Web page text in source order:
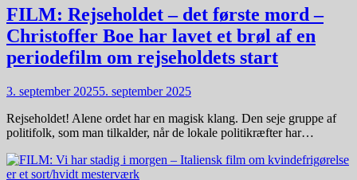
FILM: Rejseholdet – det første mord –
Christoffer Boe har lavet et brøl af en
periodefilm om rejseholdets start
3. september 20255. september 2025
Rejseholdet! Alene ordet har en magisk klang. Den seje gruppe af
politifolk, som man tilkalder, når de lokale politikræfter har…